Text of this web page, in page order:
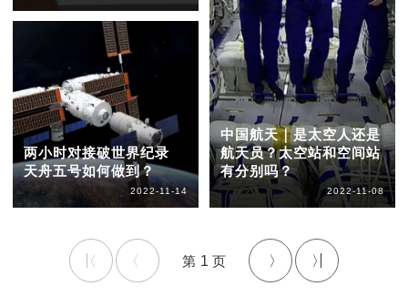
两小时对接破世界纪录
天舟五号如何做到？
2022-11-14
中国航天｜是太空人还是
航天员？太空站和空间站
有分别吗？
2022-11-08
1